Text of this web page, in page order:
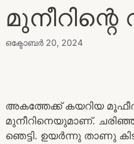
മുനീറിന്റെ
ഒക്ടോബർ 20, 2024
അകത്തേക്ക് കയറിയ
മുനീറിനെയുമാണ്.
ഞെട്ടി. ഉയർന്നു താണു